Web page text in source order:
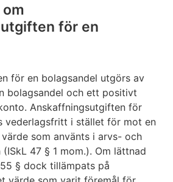
för en
för en bolagsandel utgörs av
bolagsandel och ett positivt
Anskaffningsutgiften för
vederlagsfritt i stället för mot en
som använts i arvs- och
47 § 1 mom.). Om lättnad
§ dock tillämpats på